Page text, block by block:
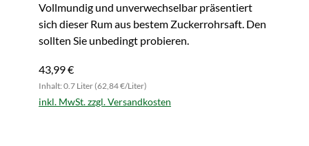
Vollmundig und unverwechselbar präsentiert
sich dieser Rum aus bestem Zuckerrohrsaft. Den
sollten Sie unbedingt probieren.
43,99 €
Inhalt: 0.7 Liter (62,84 €/Liter)
inkl. MwSt. zzgl. Versandkosten